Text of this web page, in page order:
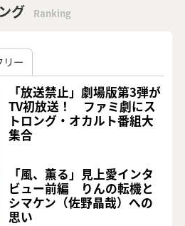
グ Ranking
リー
「放送禁止」劇場版第3弾が
TV初放送！ ファミ劇にス
トロング・オカルト番組大
集合
「風、薫る」見上愛インタ
ビュー前編 りんの転機と
シマケン（佐野晶哉）への
思い